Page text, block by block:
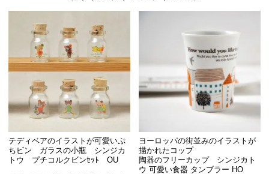
テディベアのイラストが可愛いぷ
ちビン ガラスの小瓶 シンジカ
トウ プチコルクビンｾｯﾄ OU
ヨーロッパの街並みのイラストが
描かれたコップ
陶器のフリーカップ シンジカト
ウ 可愛い食器 タンブラー HO